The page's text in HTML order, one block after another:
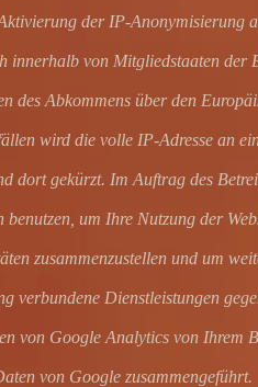
der IP-Anonymisierung
innerhalb von Mitgliedstaaten der
des Abkommens über den
wird die volle IP-Adresse an
dort gekürzt. Im Auftrag des
benutzen, um Ihre Nutzung der
zusammenzustellen und um
verbundene Dienstleistungen
von Google Analytics von Ihrem
von Google zusammengeführt.